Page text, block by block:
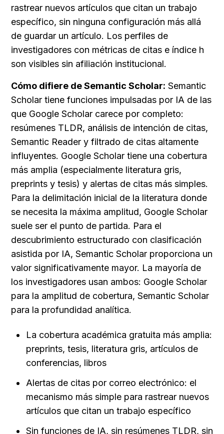
rastrear nuevos artículos que citan un trabajo
específico, sin ninguna configuración más allá
de guardar un artículo. Los perfiles de
investigadores con métricas de citas e índice h
son visibles sin afiliación institucional.
Cómo difiere de Semantic Scholar: Semantic
Scholar tiene funciones impulsadas por IA de las
que Google Scholar carece por completo:
resúmenes TLDR, análisis de intención de citas,
Semantic Reader y filtrado de citas altamente
influyentes. Google Scholar tiene una cobertura
más amplia (especialmente literatura gris,
preprints y tesis) y alertas de citas más simples.
Para la delimitación inicial de la literatura donde
se necesita la máxima amplitud, Google Scholar
suele ser el punto de partida. Para el
descubrimiento estructurado con clasificación
asistida por IA, Semantic Scholar proporciona un
valor significativamente mayor. La mayoría de
los investigadores usan ambos: Google Scholar
para la amplitud de cobertura, Semantic Scholar
para la profundidad analítica.
La cobertura académica gratuita más amplia:
preprints, tesis, literatura gris, artículos de
conferencias, libros
Alertas de citas por correo electrónico: el
mecanismo más simple para rastrear nuevos
artículos que citan un trabajo específico
Sin funciones de IA, sin resúmenes TLDR, sin